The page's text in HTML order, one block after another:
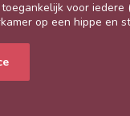
voor iedere
op een hippe en